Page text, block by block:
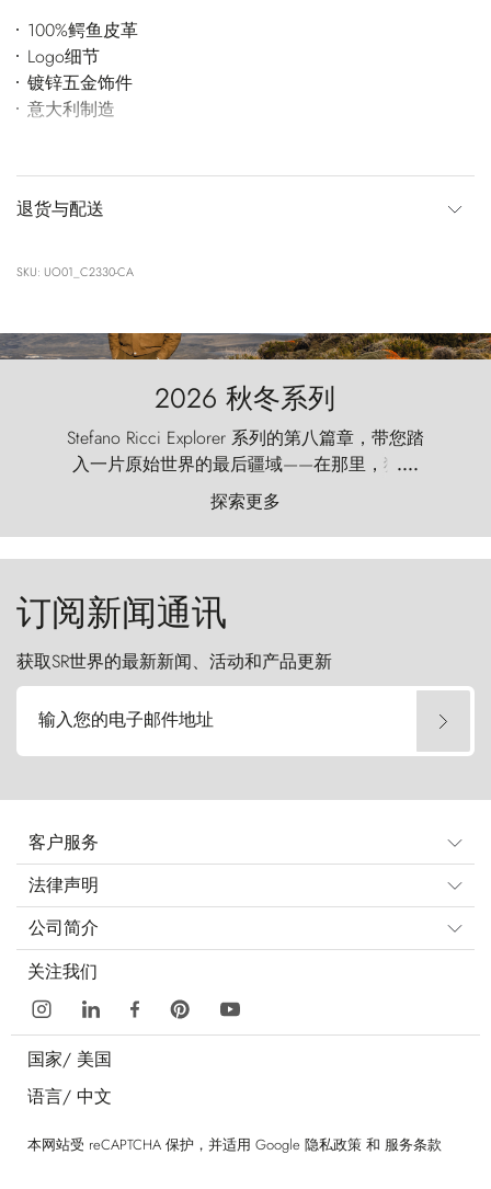
100%鳄鱼皮革
Logo细节
镀锌五金饰件
意大利制造
退货与配送
SKU: UO01_C2330-CA
2026 秋冬系列
Stefano Ricci Explorer 系列的第八篇章，带您踏
入一片原始世界的最后疆域——在那里，狂风
以远古的怒号雕琢着自然，而百内塔（Torres
del Paine）则宛如石砌的哨兵，傲然向苍穹发
起挑战。
....
探索更多
订阅新闻通讯
获取SR世界的最新新闻、活动和产品更新
输入您的电子邮件地址
客户服务
法律声明
公司简介
关注我们
国家/ 美国
语言/ 中文
本网站受 reCAPTCHA 保护，并适用 Google 隐私政策 和 服务条款